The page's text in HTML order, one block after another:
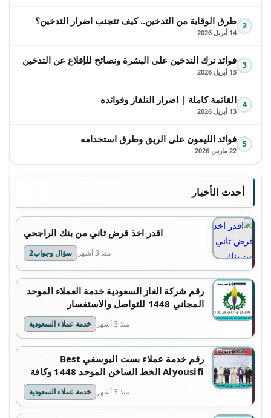
2 طرق الوقاية من التدخين.. كيف تتجنب اضرار التدخين؟
14 أبريل 2026
3 فوائد ترك التدخين على البشرة ونصائح للإقلاع عن التدخين
13 أبريل 2026
4 القائمة كاملة | اضرار التلفاز وفوائده
13 أبريل 2026
5 فوائد الليمون على الريق وطرق استخدامه
22 مارس 2026
أحدث الأخبار
اقدر اخذ قرض ثاني من بنك الراجحي
منذ 3 أشهر سؤال وجواب2
رقم شركة الغاز السعودية خدمة العملاء الموحد
المجاني 1448 للتواصل والاستفسار
منذ 3 أشهر خدمة عملاء السعودية
رقم خدمة عملاء بست اليوسفي Best
Alyousifi الخط الساخن الموحد 1448 وكافة
منذ 3 أشهر خدمة عملاء السعودية